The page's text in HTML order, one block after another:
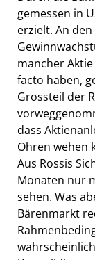
gemessen in
erzielt. An
mancher
facto haben,
Grossteil der
dass
Ohren wehen
Aus Rossis
Monaten nur
sehen. Was
Bärenmarkt